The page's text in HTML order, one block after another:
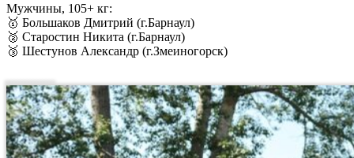
Мужчины, 105+ кг:
🥇 Большаков Дмитрий (г.Барнаул)
🥈 Старостин Никита (г.Барнаул)
🥉 Шестунов Александр (г.Змеиногорск)